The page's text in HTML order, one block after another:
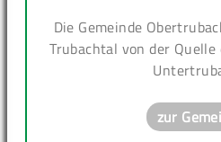
Die Gemeinde
Trubachtal von der Quelle
zur